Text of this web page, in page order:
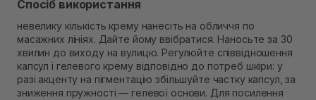
Спосіб використання
невелику кількість крему нанесіть на обличчя по
масажних лініях. Дайте йому ввібратися. Наносьте за 30
хвилин до виходу на вулицю. Регулюйте співвідношення
капсул і гелевого крему відповідно до потреб шкіри: у
разі акценту на пігментацію збільшуйте частку капсул, за
зниження пружності — гелевої основи. Для посилення